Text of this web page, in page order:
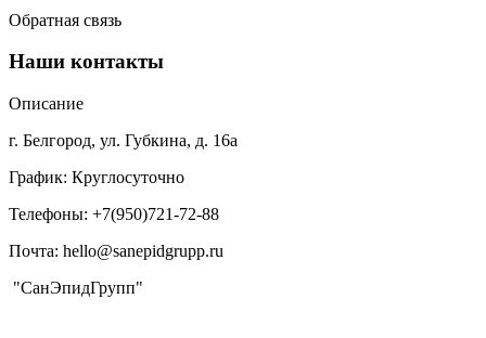
Обратная связь
Наши контакты
Описание
г. Белгород, ул. Губкина, д. 16а
График: Круглосуточно
Телефоны: +7(950)721-72-88‬
Почта: hello@sanepidgrupp.ru
"СанЭпидГрупп"